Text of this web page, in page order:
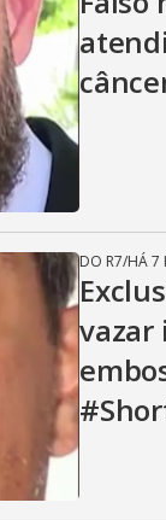
DO R7/HÁ 7
vazar